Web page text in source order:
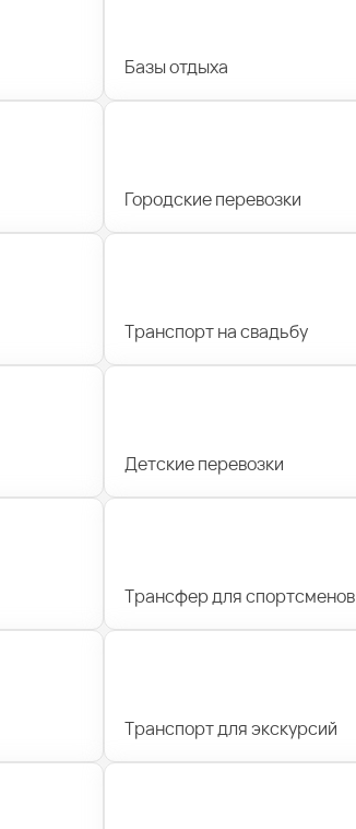
Базы отдыха
Городские перевозки
Транспорт на свадьбу
Детские перевозки
Трансфер для спортсменов
Транспорт для экскурсий